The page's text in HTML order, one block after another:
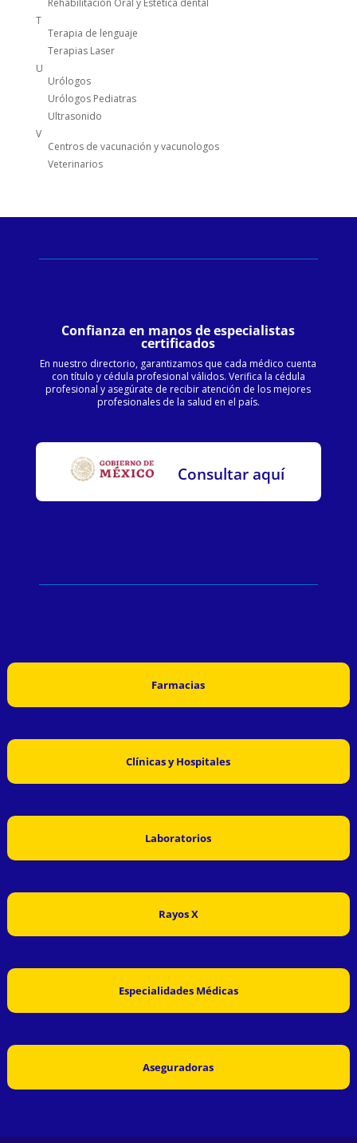
Rehabilitación Oral y Estética dental
T
Terapia de lenguaje
Terapias Laser
U
Urólogos
Urólogos Pediatras
Ultrasonido
V
Centros de vacunación y vacunologos
Veterinarios
Confianza en manos de especialistas
certificados
En nuestro directorio, garantizamos que cada médico cuenta
con título y cédula profesional válidos. Verifica la cédula
profesional y asegúrate de recibir atención de los mejores
profesionales de la salud en el país.
Consultar aquí
Farmacias
Clínicas y Hospitales
Laboratorios
Rayos X
Especialidades Médicas
Aseguradoras